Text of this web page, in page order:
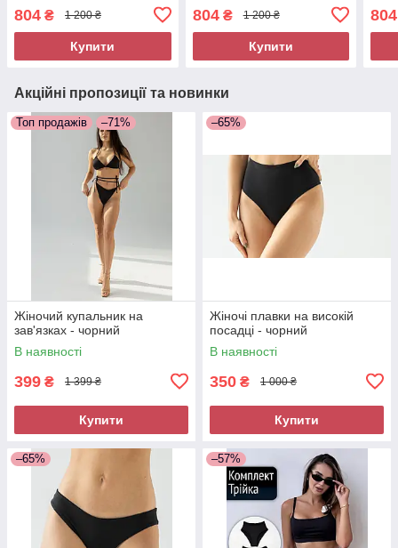
804 ₴ 1 200 ₴
Купити
804₴ 1 200 ₴
Купити
804
Акційні пропозиції та новинки
Топ продажів –71%
Жіночий купальник на
зав'язках - чорний
В наявності
399 ₴ 1 399 ₴
Купити
–65%
Жіночі плавки на високій
посадці - чорний
В наявності
350 ₴ 1 000 ₴
Купити
–65% –57%